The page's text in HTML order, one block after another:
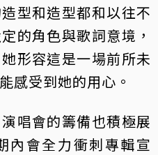
型和造型都和以往不
的角色與歌詞意境，
形容這是一場前所未
感受到她的用心。
唱會的籌備也積極展
內會全力衝刺專輯宣